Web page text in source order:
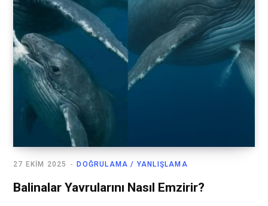
DOĞRULAMA / YANLIŞLAMA
27 EKIM 2025
Balinalar Yavrularını Nasıl Emzirir?